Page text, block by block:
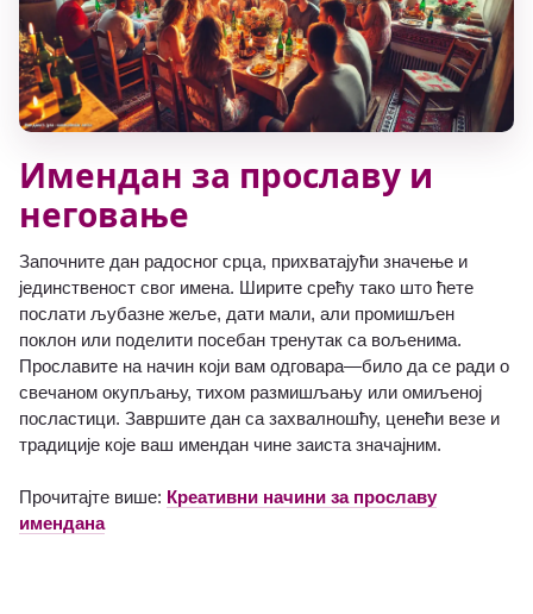
Имендан за прославу и
неговање
Започните дан радосног срца, прихватајући значење и
јединственост свог имена. Ширите срећу тако што ћете
послати љубазне жеље, дати мали, али промишљен
поклон или поделити посебан тренутак са вољенима.
Прославите на начин који вам одговара—било да се ради о
свечаном окупљању, тихом размишљању или омиљеној
посластици. Завршите дан са захвалношћу, ценећи везе и
традиције које ваш имендан чине заиста значајним.
Прочитајте више: Креативни начини за прославу
имендана